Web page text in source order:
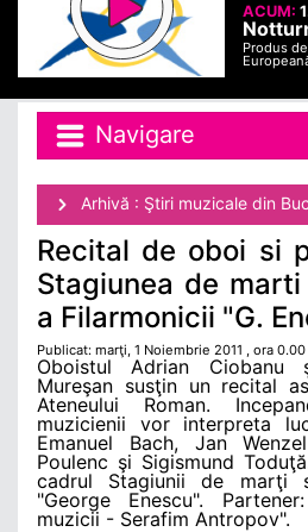
ACUM:
Produs
Navigare
Arhivă : Ştiri muzicale din
Recital de oboi si
Stagiunea de marti
a Filarmonicii "G.
Publicat: marţi, 1 Noiembrie 2011 , ora 0.00
Oboistul Adrian Ciobanu
Mureşan susţin un recital
Ateneului Roman.
muzicienii vor interpreta
Emanuel Bach, Jan
Poulenc şi Sigismund
cadrul Stagiunii de marţi
"George Enescu".
muzicii - Serafim Antropov".